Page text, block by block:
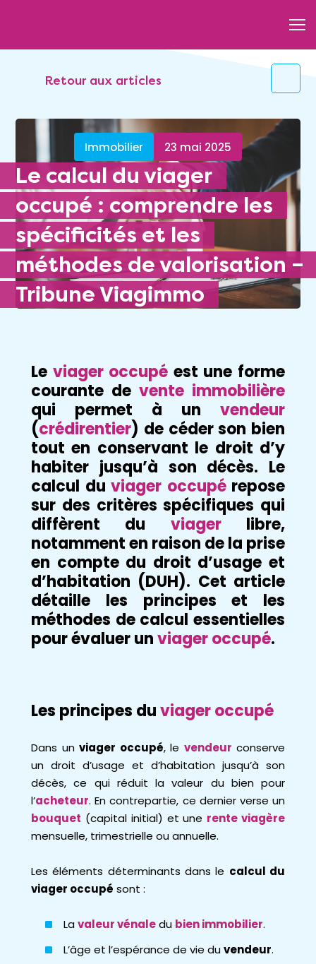
Retour aux articles
Immobilier 23 mai 2025
Le calcul du viager
occupé : comprendre les
spécificités et les
méthodes de valorisation –
Tribune Viagimmo
Le viager occupé est une forme
courante de vente immobilière
qui permet à un vendeur
(crédirentier) de céder son bien
tout en conservant le droit d’y
habiter jusqu’à son décès. Le
calcul du viager occupérepose
sur des critères spécifiques qui
diffèrent du viagerlibre,
notamment en raison de la prise
en compte du droit d’usage et
d’habitation (DUH). Cet article
détaille les principes et les
méthodes de calcul essentielles
pour évaluer unviageroccupé.
Les principes duviager occupé
Dans un viager occupé, le vendeur conserve
un droit d’usage et d’habitation jusqu’à son
décès, ce qui réduit la valeur du bien pour
l’acheteur. En contrepartie, ce dernier verse un
bouquet (capital initial) et une rente viagère
mensuelle, trimestrielle ou annuelle.
Les éléments déterminants dans le calcul du
viager occupé sont :
Lavaleur vénaledu bien immobilier.
L’âge et l’espérance de vie duvendeur.